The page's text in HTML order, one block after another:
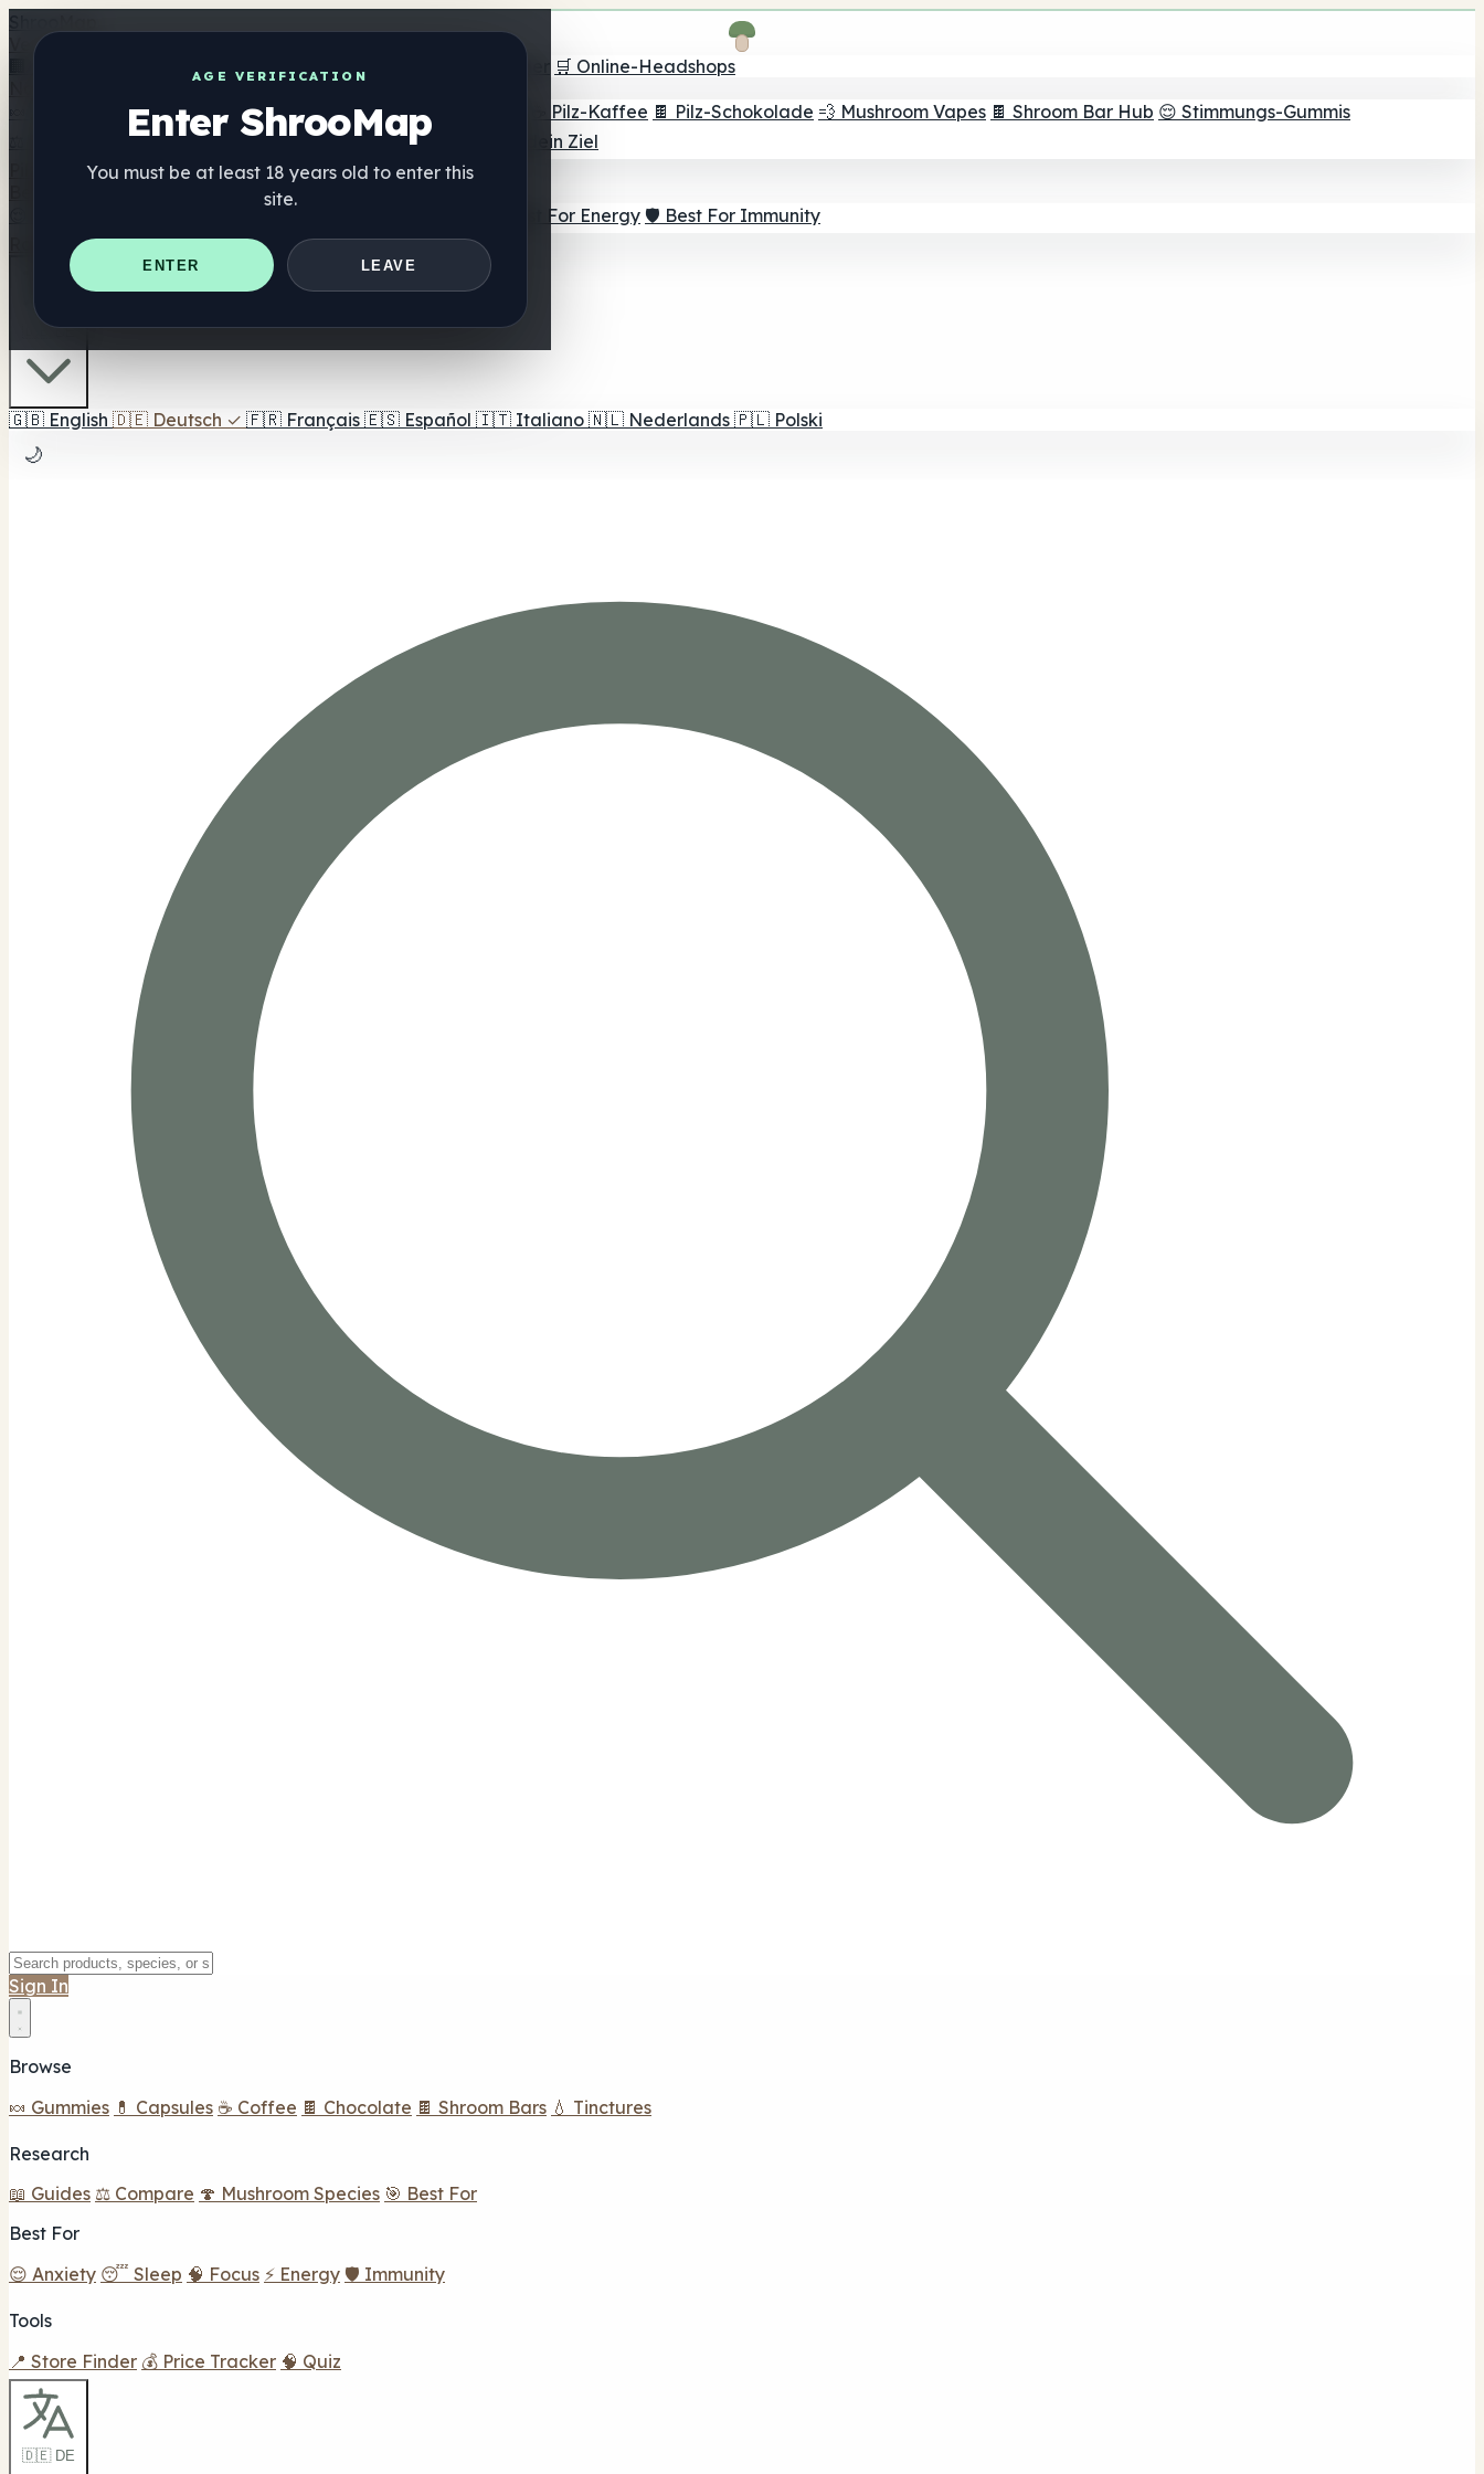
AGE VERIFICATION
Enter ShrooMap
You must be at least 18 years old to enter this
site.
ENTER LEAVE
Verzeichnis
📍 Headshop-Finder
🛒 Online-Headshops
🍬 Pilz-Gummis 💊 Pilz-Kapseln 💧 Pilz-Tinkturen 🫙 Pilz-Pulver ☕ Pilz-Kaffee 🍫 Pilz-Schokolade 💨 Mushroom Vapes 🍫 Shroom Bar Hub 😌 Stimmungs-Gummis
⚖️ Produkte vergleichen 💰 Angebote & Rabatte 🎯 Beste für dein Ziel
⚡ Best For Energy 🛡️ Best For Immunity
Ratgeber Quiz Blog In der Nähe
🇩🇪 DE
🇬🇧 English 🇩🇪 Deutsch ✓ 🇫🇷 Français 🇪🇸 Español 🇮🇹 Italiano 🇳🇱 Nederlands 🇵🇱 Polski
🌙
Sign In
Browse
🍬 Gummies 💊 Capsules ☕ Coffee 🍫 Chocolate 🍫 Shroom Bars 💧 Tinctures
Research
📖 Guides ⚖️ Compare 🍄 Mushroom Species 🎯 Best For
Best For
😌 Anxiety 😴 Sleep 🧠 Focus ⚡ Energy 🛡️ Immunity
Tools
📍 Store Finder 💰 Price Tracker 🧠 Quiz
🇩🇪 DE